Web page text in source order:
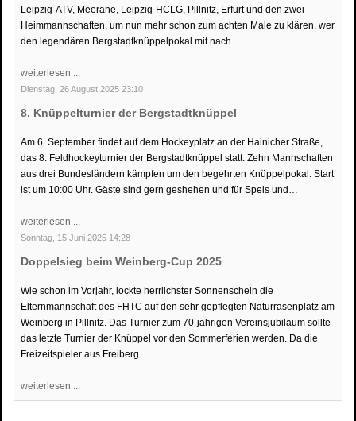
Leipzig-ATV, Meerane, Leipzig-HCLG, Pillnitz, Erfurt und den zwei
Heimmannschaften, um nun mehr schon zum achten Male zu klären, wer
den legendären Bergstadtknüppelpokal mit nach…
weiterlesen ...
Dienstag, 26 August 2025 23:10
8. Knüppelturnier der Bergstadtknüppel
Am 6. September findet auf dem Hockeyplatz an der Hainicher Straße,
das 8. Feldhockeyturnier der Bergstadtknüppel statt. Zehn Mannschaften
aus drei Bundesländern kämpfen um den begehrten Knüppelpokal. Start
ist um 10:00 Uhr. Gäste sind gern geshehen und für Speis und…
weiterlesen ...
Sonntag, 15 Juni 2025 14:28
Doppelsieg beim Weinberg-Cup 2025
Wie schon im Vorjahr, lockte herrlichster Sonnenschein die
Elternmannschaft des FHTC auf den sehr gepflegten Naturrasenplatz am
Weinberg in Pillnitz. Das Turnier zum 70-jährigen Vereinsjubiläum sollte
das letzte Turnier der Knüppel vor den Sommerferien werden. Da die
Freizeitspieler aus Freiberg…
weiterlesen ...